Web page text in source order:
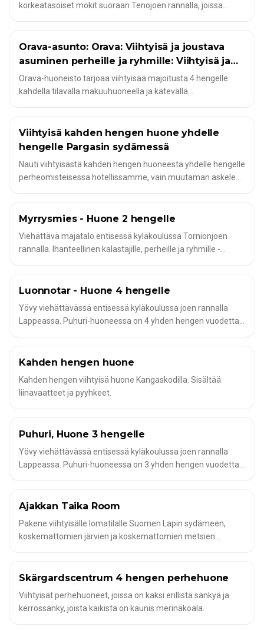
korkeatasoiset mökit suoraan Tenojoen rannalla, joissa
omasta saunasta, takasta ja jokirannan terassista -
täydellinen paikka kokea keskiyön aurinko tai revontulet
✦HOTELLIHUONEET JA MODERNIT HUONEISTOT KALASTAJILLE
Orava-asunto: Orava: Viihtyisä ja joustava
asuminen perheille ja ryhmille: Viihtyisä ja
joustava asuminen perheille ja ryhmille
Orava-huoneisto tarjoaa viihtyisää majoitusta 4 hengelle
kahdella tilavalla makuuhuoneella ja kätevällä
✦HOTELLIHUONEET JA MODERNIT HUONEISTOT KALASTAJILLE
Viihtyisä kahden hengen huone yhdelle
hengelle Pargasin sydämessä
Nauti viihtyisästä kahden hengen huoneesta yhdelle hengelle
perheomisteisessa hotellissamme, vain muutaman askeleen
ravintolan, jossa on päivittäin vaihtuva ruokalista.
saaristoon ja koe intohimomme hyvää ruokaa ja palvelua
kohtaan!
✦HOTELLIHUONEET JA MODERNIT HUONEISTOT KALASTAJILLE
Myrrysmies - Huone 2 hengelle
Viehättävä majatalo entisessä kyläkoulussa Tornionjoen
rannalla. Ihanteellinen kalastajille, perheille ja ryhmille -
✦ HOTELLIHUONEET JA MODERNIT HUONEISTOT KALASTAJILLE
Luonnotar - Huone 4 hengelle
Yövy viehättävässä entisessä kyläkoulussa joen rannalla
Lappeassa. Puhuri-huoneessa on 4 yhden hengen vuodetta
päivittäinen saunan käyttöoikeus. Vuodevaatteet ja pyyhkeet
✦HOTELLIHUONEET JA MODERNIT HUONEISTOT KALASTAJILLE
Kahden hengen huone
Kahden hengen viihtyisä huone Kangaskodilla. Sisältää
liinavaatteet ja pyyhkeet.
✦HOTELLIHUONEET JA MODERNIT HUONEISTOT KALASTAJILLE
Puhuri, Huone 3 hengelle
Yövy viehättävässä entisessä kyläkoulussa joen rannalla
Lappeassa. Puhuri-huoneessa on 3 yhden hengen vuodetta
päivittäinen saunan käyttöoikeus. Vuodevaatteet ja pyyhkeet
✦HOTELLIHUONEET JA MODERNIT HUONEISTOT KALASTAJILLE
Ajakkan Taika Room
Pakene viihtyisälle lomatilalle Suomen Lapin sydämeen,
koskemattomien järvien ja koskemattomien metsien
kalastusseikkailuista. Kaksi soutuvenettä ja yksi
Miia, intohimoinen kokki, jopa valmistaa sinulle tuoretta
kalaa, jotta saat todellisen maun Suomesta. Koe luonto
✦HOTELLIHUONEET JA MODERNIT HUONEISTOT KALASTAJILLE
Skärgardscentrum 4 hengen perhehuone
Viihtyisät perhehuoneet, joissa on kaksi erillistä sänkyä ja
kerrossänky, joista kaikista on kaunis merinäköala.